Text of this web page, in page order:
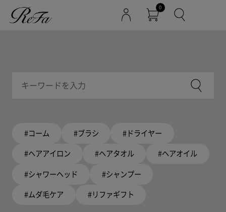
0
#コーム #ブラシ #ドライヤー
#ヘアアイロン #ヘアタオル #ヘアオイル
#シャワーヘッド #シャンプー
#ムダ毛ケア #リファギフト